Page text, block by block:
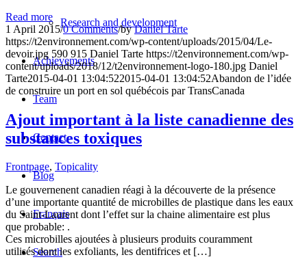
Research and development
Achievements
Team
Contact
Blog
Français
Search
Read more
1 April 2015/0 Comments/byDaniel Tarte
https://t2environnement.com/wp-content/uploads/2015/04/Le-
devoir.jpg 590 915 Daniel Tarte https://t2environnement.com/wp-
content/uploads/2018/12/t2environnement-logo-180.jpg Daniel
Tarte2015-04-01 13:04:522015-04-01 13:04:52Abandon de l’idée
de construire un port en sol québécois par TransCanada
Ajout important à la liste canadienne des
substances toxiques
Frontpage, Topicality
Le gouvernenent canadien réagi à la découverte de la présence
d’une importante quantité de microbilles de plastique dans les eaux
du Saint-Laurent dont l’effet sur la chaine alimentaire est plus
que probable: .
Ces microbilles ajoutées à plusieurs produits couramment
utilisés dont les exfoliants, les dentifrices et […]